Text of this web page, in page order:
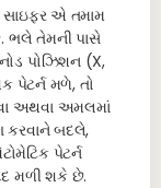
સાઇફર એ તમામ
ભલે તેમની પાસે
પોઝિશન (X,
પેટર્ન મળે, તો
અથવા અમલમાં
કરવાને બદલે,
પેટર્ન
મળી શકે છે.